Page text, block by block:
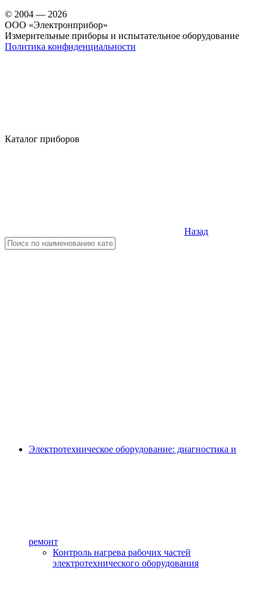
© 2004 — 2026
OOO «Электронприбор»
Измерительные приборы и испытательное оборудование
Политика конфиденциальности
Каталог приборов
Назад
Электротехническое оборудование: диагностика и
ремонт
Контроль нагрева рабочих частей
электротехнического оборудования